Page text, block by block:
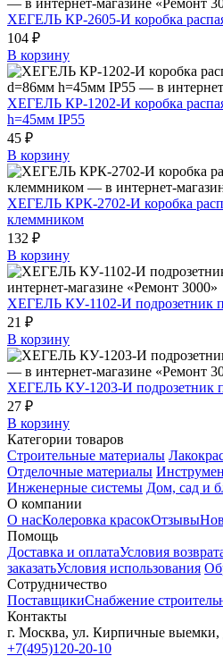
ХЕГЕЛЬ КР-2605-И коробка
104 ₽
В корзину
ХЕГЕЛЬ КР-1202-И коробка
h=45мм IP55
45 ₽
В корзину
ХЕГЕЛЬ КРК-2702-И коробка
клеммником
132 ₽
В корзину
ХЕГЕЛЬ КУ-1102-И подрозетник
21 ₽
В корзину
ХЕГЕЛЬ КУ-1203-И подрозетник
27 ₽
В корзину
Категории товаров
Строительные материалы
Отделочные материалы
Инженерные системы Дом, сад и
О компании
О насКолеровка красокОтзывы
Помощь
Доставка и оплатаУсловия
заказатьУсловия использования
Сотрудничество
ПоставщикиСнабжение
Контакты
г. Москва, ул. Кирпичные выемки,
+7(495)120-20-10